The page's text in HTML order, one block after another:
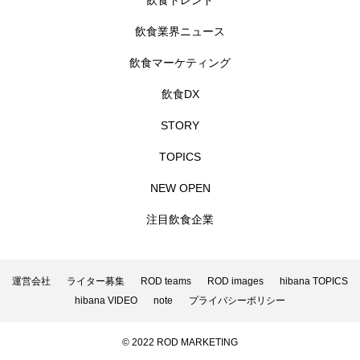
飲食業界ニュース
飲食マーケティング
飲食DX
STORY
TOPICS
NEW OPEN
注目飲食企業
運営会社 ライター募集 ROD teams ROD images
hibana TOPICS
hibana VIDEO
note プライバシーポリシー
© 2022 ROD MARKETING